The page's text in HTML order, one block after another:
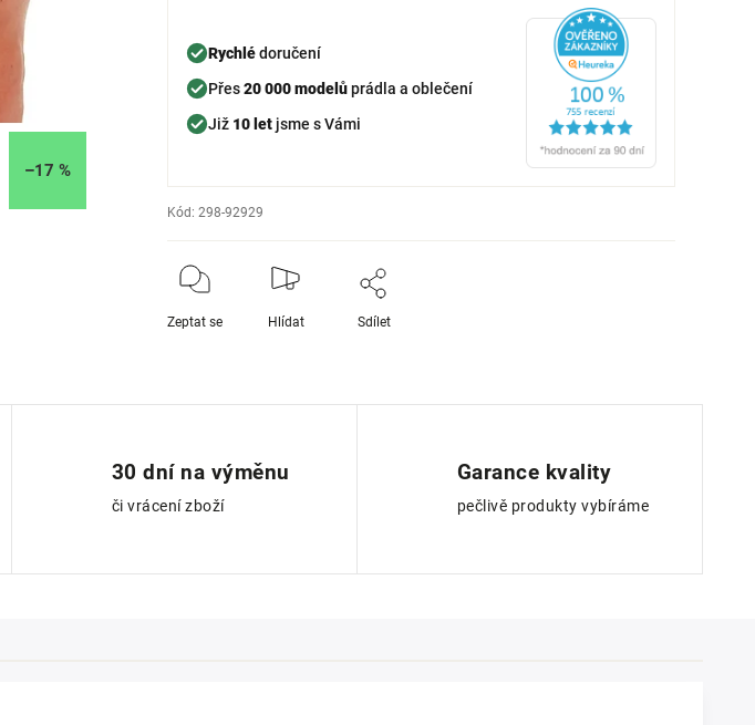
–17 %
Rychlédoručení
Přes20 000 modelůprádla a oblečení
Již 10 letjsme s Vámi
Kód: 298-92929
Zeptat se Hlídat Sdílet
30 dní na výměnu
či vrácení zboží
Garance kvality
pečlivě produkty vybíráme